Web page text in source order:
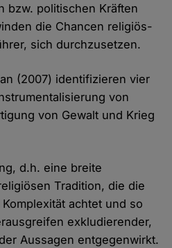
bzw. politischen Kräften
die Chancen religiös-
sich durchzusetzen.
(2007) identifizieren vier
von
von Gewalt und Krieg
d.h. eine breite
Tradition, die die
achtet und so
exkludierender,
Aussagen entgegenwirkt.